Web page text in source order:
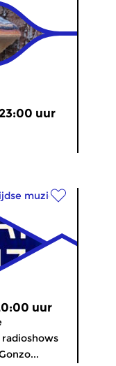
uur
muziek
uur